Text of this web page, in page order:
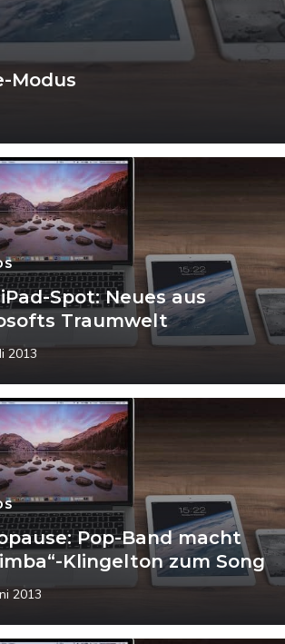
Modus
Spot: Neues aus
Traumwelt
2013
Pop-Band macht
Klingelton zum Song
2013